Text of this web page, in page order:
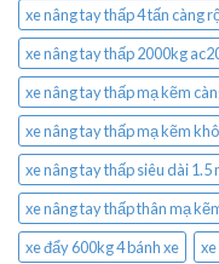
xe nâng tay thấp 4 tấn càng
xe nâng tay thấp 2000kg
xe nâng tay thấp mạ kẽm
xe nâng tay thấp mạ kẽm
xe nâng tay thấp siêu dài 1.5
xe nâng tay thấp thân mạ
xe đẩy 600kg 4 bánh xe